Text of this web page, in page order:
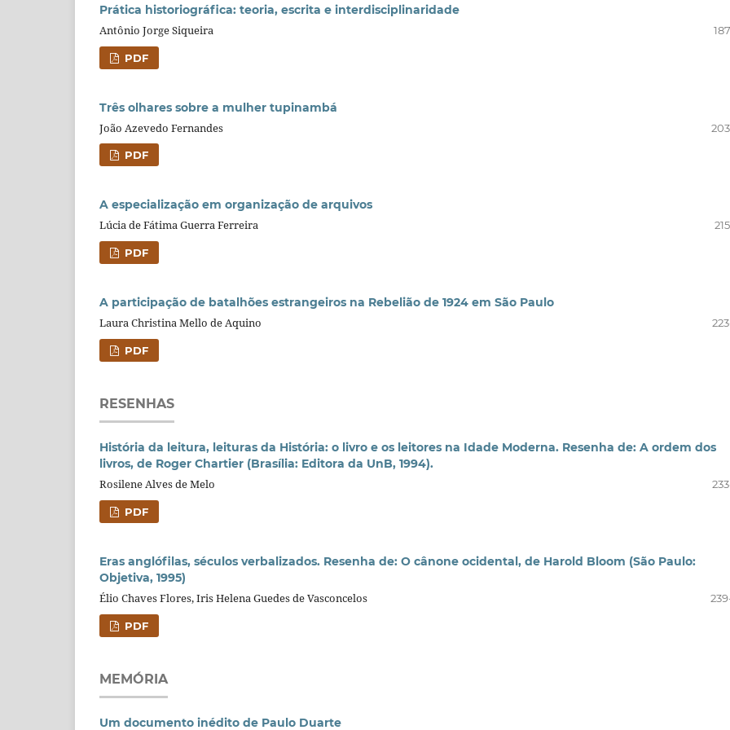
Prática historiográfica: teoria, escrita e interdisciplinaridade
Antônio Jorge Siqueira
PDF
Três olhares sobre a mulher tupinambá
João Azevedo Fernandes
PDF
A especialização em organização de arquivos
Lúcia de Fátima Guerra Ferreira
PDF
A participação de batalhões estrangeiros na Rebelião de 1924 em São Paulo
Laura Christina Mello de Aquino
PDF
RESENHAS
História da leitura, leituras da História: o livro e os leitores na Idade Moderna. Resenha de: A ordem dos
livros, de Roger Chartier (Brasília: Editora da UnB, 1994).
Rosilene Alves de Melo
PDF
Eras anglófilas, séculos verbalizados. Resenha de: O cânone ocidental, de Harold Bloom (São Paulo:
Objetiva, 1995)
Élio Chaves Flores, Iris Helena Guedes de Vasconcelos
PDF
MEMÓRIA
Um documento inédito de Paulo Duarte